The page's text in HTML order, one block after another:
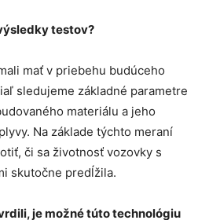
testov?
mať v priebehu budúceho
sledujeme základné parametre
materiálu a jeho
Na základe týchto meraní
či sa životnosť vozovky s
skutočne predĺžila.
je možné túto technológiu